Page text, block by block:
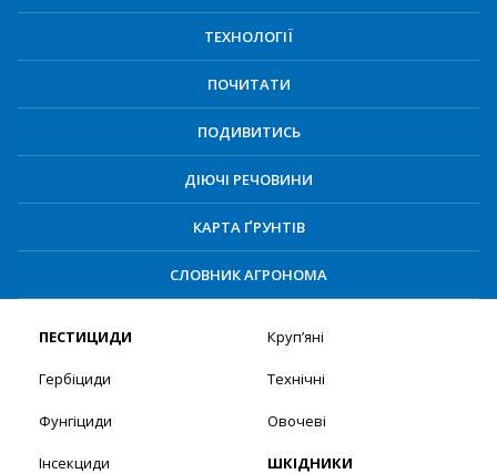
ТЕХНОЛОГІЇ
ПОЧИТАТИ
ПОДИВИТИСЬ
ДІЮЧІ РЕЧОВИНИ
КАРТА ҐРУНТІВ
СЛОВНИК АГРОНОМА
ПЕСТИЦИДИ
Гербіциди
Фунгіциди
Інсекциди
Круп’яні
Технічні
Овочеві
ШКІДНИКИ